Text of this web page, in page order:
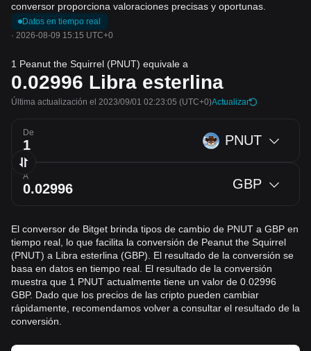
conversor proporciona valoraciones precisas y oportunas.
Datos en tiempo real
· 2026-08-09 15:15 UTC+0
1 Peanut the Squirrel (PNUT) equivale a
0.02996 Libra esterlina
Última actualización el 2023/09/01 02:23:05 (UTC+0)Actualizar
De PNUT
A GBP
El conversor de Bitget brinda tipos de cambio de PNUT a GBP en
tiempo real, lo que facilita la conversión de Peanut the Squirrel
(PNUT) a Libra esterlina (GBP). El resultado de la conversión se
basa en datos en tiempo real. El resultado de la conversión
muestra que 1 PNUT actualmente tiene un valor de 0.02996
GBP. Dado que los precios de las cripto pueden cambiar
rápidamente, recomendamos volver a consultar el resultado de la
conversión.